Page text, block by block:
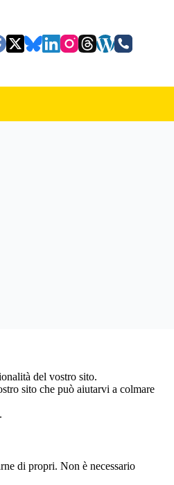
del vostro sito.
sito che può aiutarvi a colmare
di propri. Non è necessario